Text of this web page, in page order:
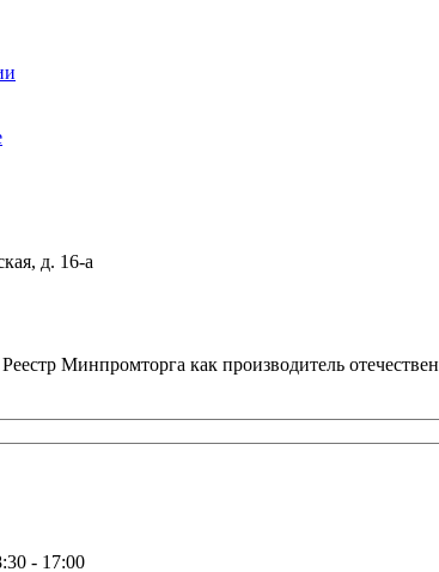
д. 16-а
Минпромторга как производитель
- 17:00